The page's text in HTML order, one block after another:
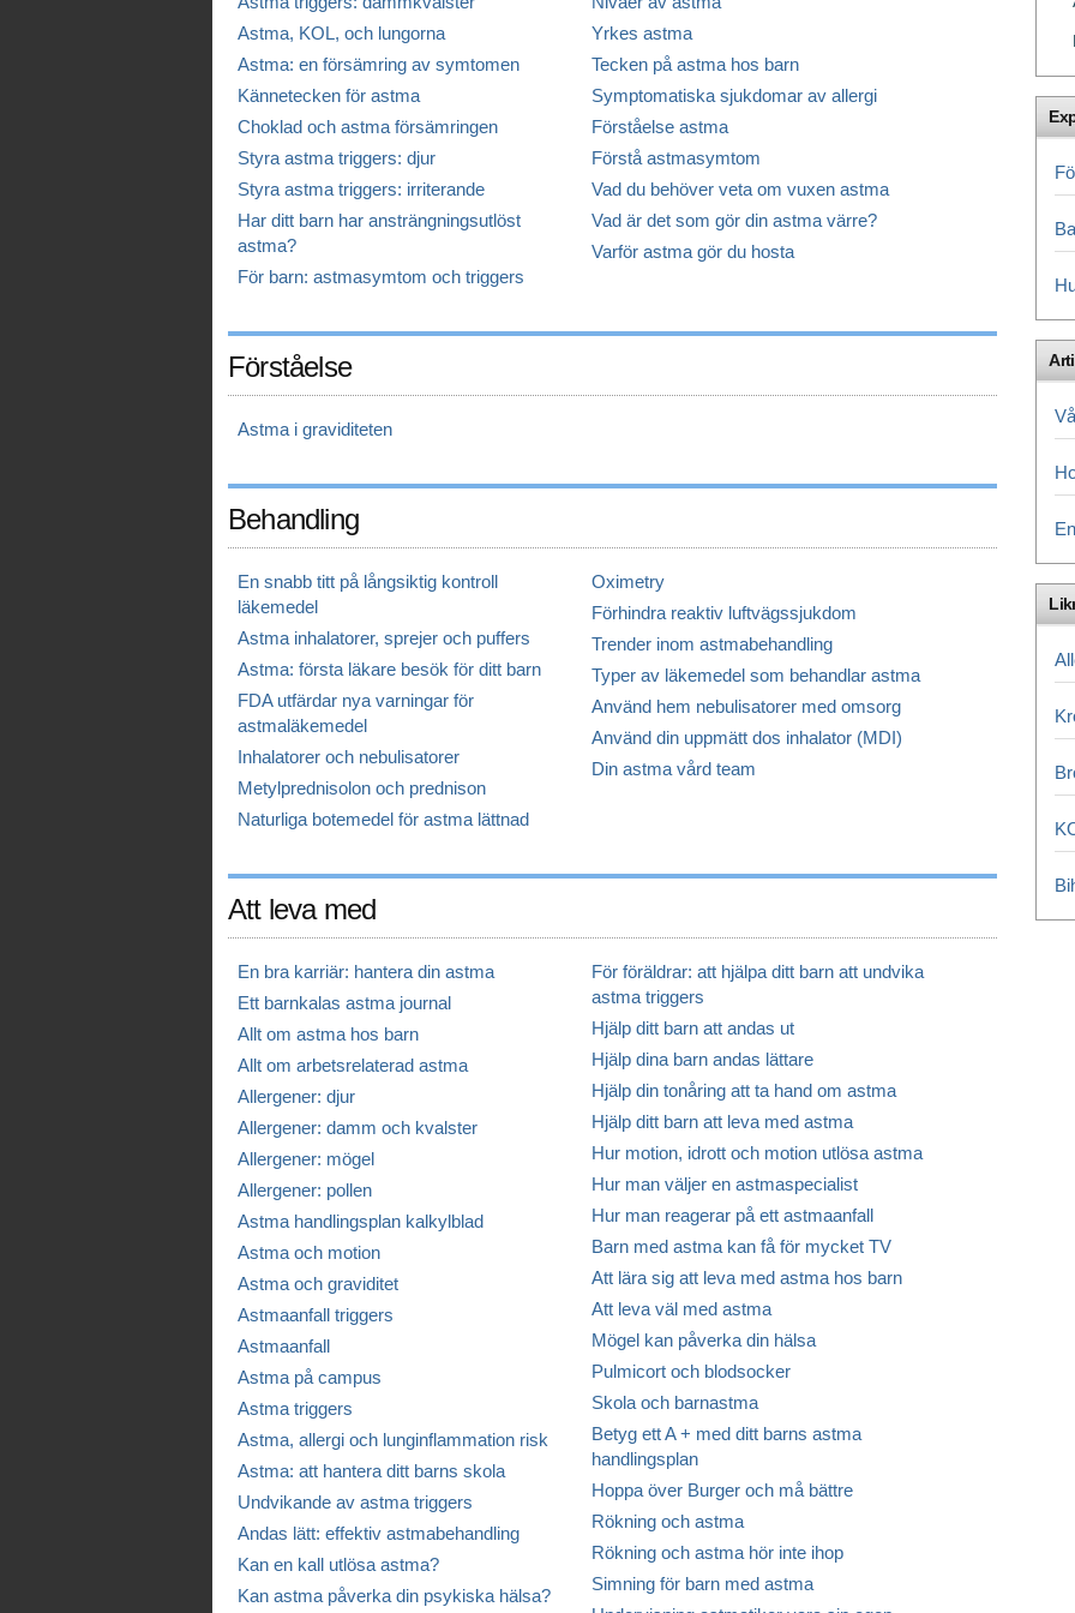
Astma, KOL, och lungorna
Astma: en försämring av symtomen
Kännetecken för astma
Choklad och astma försämringen
Styra astma triggers: djur
Styra astma triggers: irriterande
Har ditt barn har ansträngningsutlöst
astma?
För barn: astmasymtom och triggers
Yrkes astma
Tecken på astma hos barn
Symptomatiska sjukdomar av allergi
Förståelse astma
Förstå astmasymtom
Vad du behöver veta om vuxen astma
Vad är det som gör din astma värre?
Varför astma gör du hosta
Förståelse
Astma i graviditeten
Behandling
En snabb titt på långsiktig kontroll
läkemedel
Astma inhalatorer, sprejer och puffers
Astma: första läkare besök för ditt barn
FDA utfärdar nya varningar för
astmaläkemedel
Inhalatorer och nebulisatorer
Metylprednisolon och prednison
Naturliga botemedel för astma lättnad
Oximetry
Förhindra reaktiv luftvägssjukdom
Trender inom astmabehandling
Typer av läkemedel som behandlar astma
Använd hem nebulisatorer med omsorg
Använd din uppmätt dos inhalator (MDI)
Din astma vård team
Att leva med
En bra karriär: hantera din astma
Ett barnkalas astma journal
Allt om astma hos barn
Allt om arbetsrelaterad astma
Allergener: djur
Allergener: damm och kvalster
Allergener: mögel
Allergener: pollen
Astma handlingsplan kalkylblad
Astma och motion
Astma och graviditet
Astmaanfall triggers
Astmaanfall
Astma på campus
Astma triggers
Astma, allergi och lunginflammation risk
Astma: att hantera ditt barns skola
Undvikande av astma triggers
Andas lätt: effektiv astmabehandling
Kan en kall utlösa astma?
Kan astma påverka din psykiska hälsa?
För föräldrar: att hjälpa ditt barn att undvika
astma triggers
Hjälp ditt barn att andas ut
Hjälp dina barn andas lättare
Hjälp din tonåring att ta hand om astma
Hjälp ditt barn att leva med astma
Hur motion, idrott och motion utlösa astma
Hur man väljer en astmaspecialist
Hur man reagerar på ett astmaanfall
Barn med astma kan få för mycket TV
Att lära sig att leva med astma hos barn
Att leva väl med astma
Mögel kan påverka din hälsa
Pulmicort och blodsocker
Skola och barnastma
Betyg ett A + med ditt barns astma
handlingsplan
Hoppa över Burger och må bättre
Rökning och astma
Rökning och astma hör inte ihop
Simning för barn med astma